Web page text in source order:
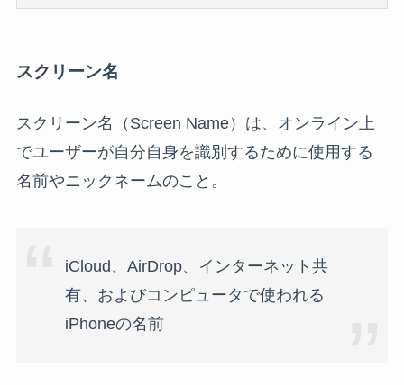
スクリーン名
スクリーン名（Screen Name）は、オンライン上
でユーザーが自分自身を識別するために使用する
名前やニックネームのこと。
iCloud、AirDrop、インターネット共
有、およびコンピュータで使われる
iPhoneの名前